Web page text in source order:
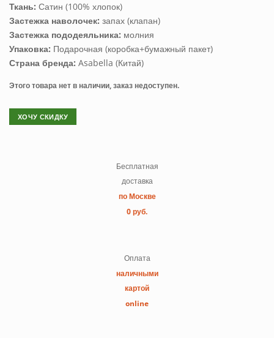
Ткань: Сатин (100% хлопок)
Застежка наволочек: запах (клапан)
Застежка пододеяльника: молния
Упаковка: Подарочная (коробка+бумажный пакет)
Страна бренда: Asabella (Китай)
Этого товара нет в наличии, заказ недоступен.
ХОЧУ СКИДКУ
Бесплатная
доставка
по Москве
0 руб.
Оплата
наличными
картой
online